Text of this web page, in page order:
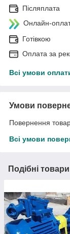
Післяплата
Онлайн-
Готівкою
Оплата за
Всі умови
Умови
Повернення
Всі умови
Подібні